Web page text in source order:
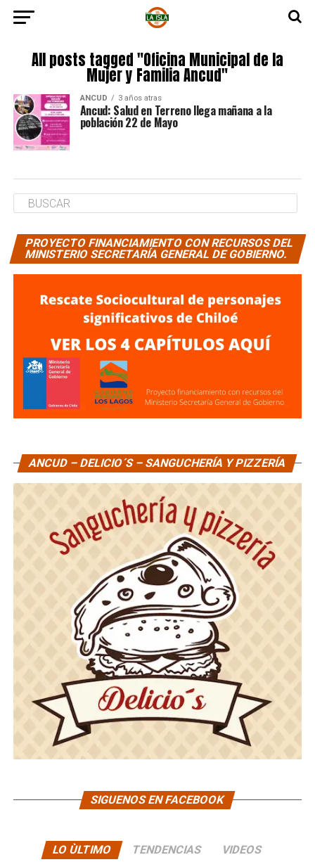
All posts tagged "Oficina Municipal de la
Mujer y Familia Ancud"
ANCUD 3 años atras
Ancud: Salud en Terreno llega mañana a la
población 22 de Mayo
PROYECTO FINANCIAMIENTO CON RECURSOS DEL
MINISTERIO SECRETARÍA GENERAL DE GOBIERNO.
ANCUD – DELICIO´S – SANGUCHERÍA Y PIZZERÍA
SIGUENOS EN FACEBOOK
LO ÙLTIMO TENDENCIAS VIDEOS